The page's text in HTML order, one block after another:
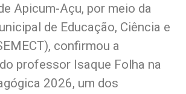
Apicum-Açu, por meio da
de Educação, Ciência e
confirmou a
professor Isaque Folha na
2026, um dos